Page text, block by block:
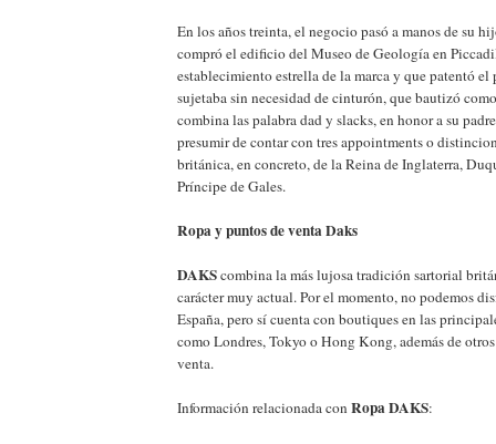
En los años treinta, el negocio pasó a manos de su
compró el edificio del Museo de Geología en
establecimiento estrella de la marca y que patentó el
sujetaba sin necesidad de cinturón, que bautizó
combina las palabra dad y slacks, en honor a su
presumir de contar con tres appointments o
británica, en concreto, de la Reina de Inglaterra,
Príncipe de Gales.
Ropa y puntos de venta Daks
DAKScombina la más lujosa tradición sartorial
carácter muy actual. Por el momento, no podemos
España, pero sí cuenta con boutiques en las
como Londres, Tokyo o Hong Kong, además de
venta.
Información relacionada con Ropa DAKS: